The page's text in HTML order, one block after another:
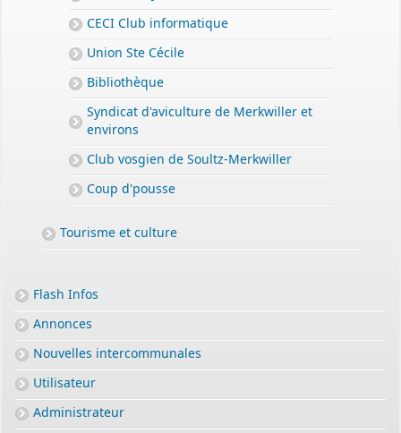
CECI Club informatique
Union Ste Cécile
Bibliothèque
Syndicat d'aviculture de Merkwiller et
environs
Club vosgien de Soultz-Merkwiller
Coup d'pousse
Tourisme et culture
Flash Infos
Annonces
Nouvelles intercommunales
Utilisateur
Administrateur